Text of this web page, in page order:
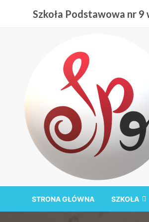
treści
Szkoła Podstawowa nr 9
Szkoła
STRONA GŁÓWNA SZKOŁA